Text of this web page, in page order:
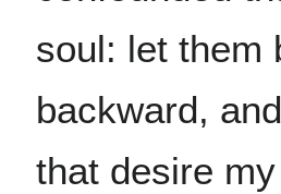
soul: let them
backward,
that desire